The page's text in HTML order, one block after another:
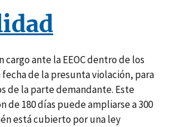
ante la EEOC dentro de los
fecha de la presunta violación, para
de la parte demandante. Este
de 180 días puede ampliarse a 300
está cubierto por una ley